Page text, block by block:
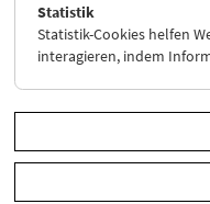
Statistik
Statistik-Cookies helfen
interagieren, indem